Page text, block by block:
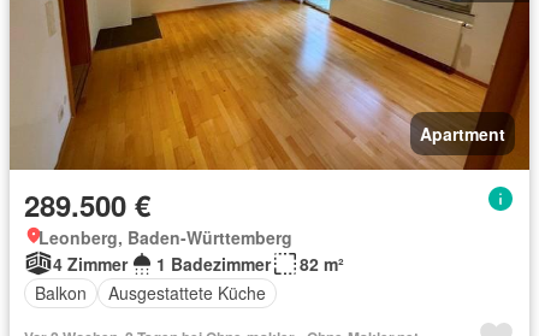
Apartment
289.500 €
Leonberg, Baden-Württemberg
4 Zimmer
1 Badezimmer
82 m²
Balkon
Ausgestattete Küche